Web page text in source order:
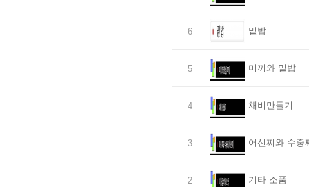
6 밑밥
5 미끼와 밑밥
4 채비만들기
3 어신찌와 수중
2 기타 소품